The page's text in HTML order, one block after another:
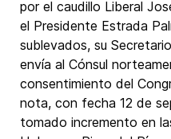
por el caudillo Liberal
el Presidente Estrada
sublevados, su
envía al Cónsul
consentimiento del
nota, con fecha 12 de
tomado incremento en